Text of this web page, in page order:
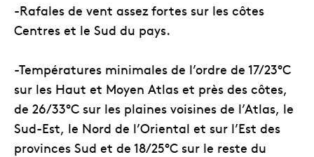
-Rafales de vent assez fortes sur les côtes
Centres et le Sud du pays.
-Températures minimales de l’ordre de 17/23°C
sur les Haut et Moyen Atlas et près des côtes,
de 26/33°C sur les plaines voisines de l’Atlas, le
Sud-Est, le Nord de l’Oriental et sur l’Est des
provinces Sud et de 18/25°C sur le reste du